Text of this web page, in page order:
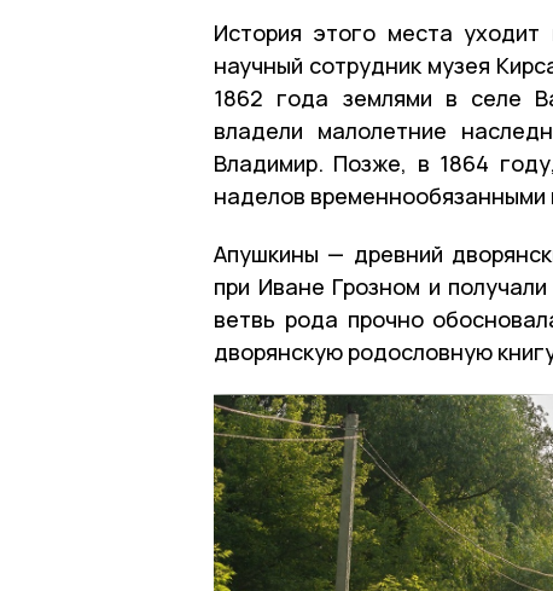
История этого места
научный сотрудник музея
1862 года землями в селе
владели малолетние
Владимир. Позже, в 1864
наделов временнообязанными
Апушкины — древний
при Иване Грозном и
ветвь рода прочно
дворянскую родословную